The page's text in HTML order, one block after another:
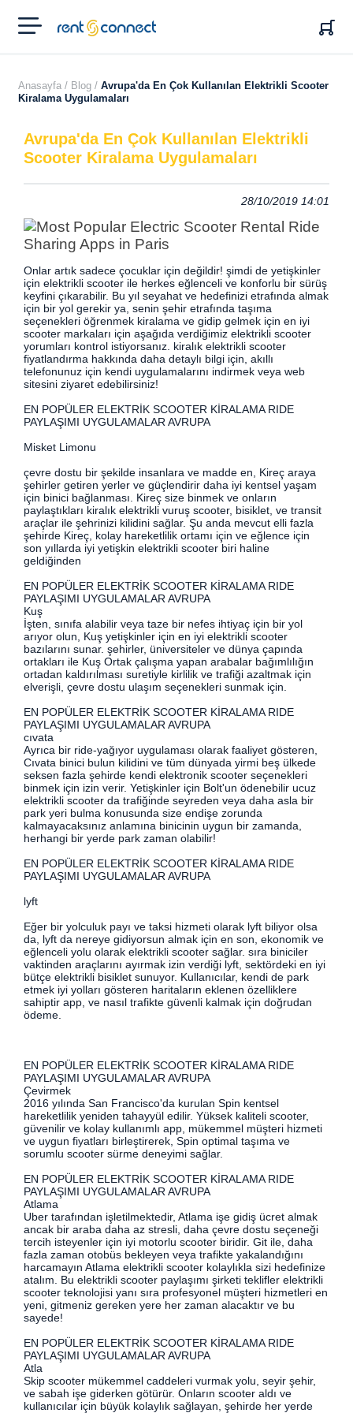
RENT'N
CONNECT
Anasayfa / Blog / Avrupa'da En Çok Kullanılan Elektrikli Scooter
Kiralama Uygulamaları
Avrupa'da En Çok Kullanılan Elektrikli
Scooter Kiralama Uygulamaları
28/10/2019 14:01
Onlar artık sadece çocuklar için değildir! şimdi de yetişkinler
için elektrikli scooter ile herkes eğlenceli ve konforlu bir sürüş
keyfini çıkarabilir. Bu yıl seyahat ve hedefinizi etrafında almak
için bir yol gerekir ya, senin şehir etrafında taşıma
seçenekleri öğrenmek kiralama ve gidip gelmek için en iyi
scooter markaları için aşağıda verdiğimiz elektrikli scooter
yorumları kontrol istiyorsanız. kiralık elektrikli scooter
fiyatlandırma hakkında daha detaylı bilgi için, akıllı
telefonunuz için kendi uygulamalarını indirmek veya web
sitesini ziyaret edebilirsiniz!
EN POPÜLER ELEKTRİK SCOOTER KİRALAMA RIDE
PAYLAŞIMI UYGULAMALAR AVRUPA
Misket Limonu
çevre dostu bir şekilde insanlara ve madde en, Kireç araya
şehirler getiren yerler ve güçlendirir daha iyi kentsel yaşam
için binici bağlanması. Kireç size binmek ve onların
paylaştıkları kiralık elektrikli vuruş scooter, bisiklet, ve transit
araçlar ile şehrinizi kilidini sağlar. Şu anda mevcut elli fazla
şehirde Kireç, kolay hareketlilik ortamı için ve eğlence için
son yıllarda iyi yetişkin elektrikli scooter biri haline
geldiğinden
EN POPÜLER ELEKTRİK SCOOTER KİRALAMA RIDE
PAYLAŞIMI UYGULAMALAR AVRUPA
Kuş
İşten, sınıfa alabilir veya taze bir nefes ihtiyaç için bir yol
arıyor olun, Kuş yetişkinler için en iyi elektrikli scooter
bazılarını sunar. şehirler, üniversiteler ve dünya çapında
ortakları ile Kuş Ortak çalışma yapan arabalar bağımlılığın
ortadan kaldırılması suretiyle kirlilik ve trafiği azaltmak için
elverişli, çevre dostu ulaşım seçenekleri sunmak için.
EN POPÜLER ELEKTRİK SCOOTER KİRALAMA RIDE
PAYLAŞIMI UYGULAMALAR AVRUPA
cıvata
Ayrıca bir ride-yağıyor uygulaması olarak faaliyet gösteren,
Cıvata binici bulun kilidini ve tüm dünyada yirmi beş ülkede
seksen fazla şehirde kendi elektronik scooter seçenekleri
binmek için izin verir. Yetişkinler için Bolt'un ödenebilir ucuz
elektrikli scooter da trafiğinde seyreden veya daha asla bir
park yeri bulma konusunda size endişe zorunda
kalmayacaksınız anlamına binicinin uygun bir zamanda,
herhangi bir yerde park zaman olabilir!
EN POPÜLER ELEKTRİK SCOOTER KİRALAMA RIDE
PAYLAŞIMI UYGULAMALAR AVRUPA
lyft
Eğer bir yolculuk payı ve taksi hizmeti olarak lyft biliyor olsa
da, lyft da nereye gidiyorsun almak için en son, ekonomik ve
eğlenceli yolu olarak elektrikli scooter sağlar. sıra biniciler
vaktinden araçlarını ayırmak izin verdiği lyft, sektördeki en iyi
bütçe elektrikli bisiklet sunuyor. Kullanıcılar, kendi de park
etmek iyi yolları gösteren haritaların eklenen özelliklere
sahiptir app, ve nasıl trafikte güvenli kalmak için doğrudan
ödeme.
EN POPÜLER ELEKTRİK SCOOTER KİRALAMA RIDE
PAYLAŞIMI UYGULAMALAR AVRUPA
Çevirmek
2016 yılında San Francisco'da kurulan Spin kentsel
hareketlilik yeniden tahayyül edilir. Yüksek kaliteli scooter,
güvenilir ve kolay kullanımlı app, mükemmel müşteri hizmeti
ve uygun fiyatları birleştirerek, Spin optimal taşıma ve
sorumlu scooter sürme deneyimi sağlar.
EN POPÜLER ELEKTRİK SCOOTER KİRALAMA RIDE
PAYLAŞIMI UYGULAMALAR AVRUPA
Atlama
Uber tarafından işletilmektedir, Atlama işe gidiş ücret almak
ancak bir araba daha az stresli, daha çevre dostu seçeneği
tercih isteyenler için iyi motorlu scooter biridir. Git ile, daha
fazla zaman otobüs bekleyen veya trafikte yakalandığını
harcamayın Atlama elektrikli scooter kolaylıkla sizi hedefinize
atalım. Bu elektrikli scooter paylaşımı şirketi teklifler elektrikli
scooter teknolojisi yanı sıra profesyonel müşteri hizmetleri en
yeni, gitmeniz gereken yere her zaman alacaktır ve bu
sayede!
EN POPÜLER ELEKTRİK SCOOTER KİRALAMA RIDE
PAYLAŞIMI UYGULAMALAR AVRUPA
Atla
Skip scooter mükemmel caddeleri vurmak yolu, seyir şehir,
ve sabah işe giderken götürür. Onların scooter aldı ve
kullanıcılar için büyük kolaylık sağlayan, şehirde her yerde